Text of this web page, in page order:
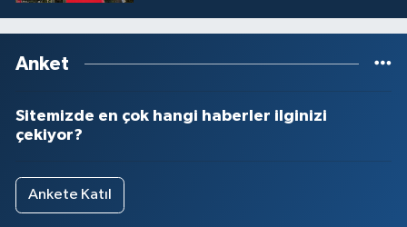
Anket
Sitemizde en çok hangi haberler ilginizi
çekiyor?
Ankete Katıl